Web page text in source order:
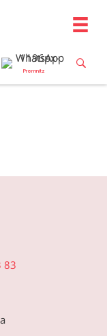
Premnitz
83